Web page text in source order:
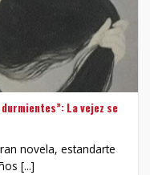
La vejez se
novela, estandarte
[...]